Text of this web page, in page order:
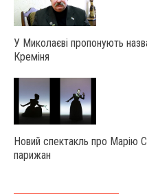
У Миколаєві пропонують
Креміня
Новий спектакль про Марію
парижан